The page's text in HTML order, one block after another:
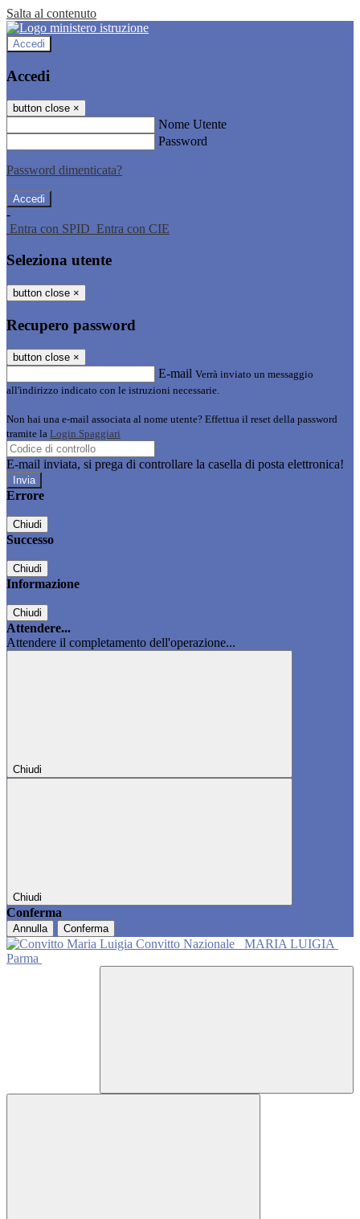
Salta al contenuto
Accedi
Accedi
button close ×
Nome Utente
Password
Password dimenticata?
-
Entra con SPID Entra con CIE
Seleziona utente
button close ×
Recupero password
button close ×
E-mail Verrà inviato un messaggio
all'indirizzo indicato con le istruzioni necessarie.
Non hai una e-mail associata al nome utente? Effettua il reset della password
tramite la Login Spaggiari
E-mail inviata, si prega di controllare la casella di posta elettronica!
Errore
Chiudi
Successo
Chiudi
Informazione
Chiudi
Attendere...
Attendere il completamento dell'operazione...
Chiudi
Chiudi
Conferma
Annulla Conferma
Convitto Nazionale
MARIA LUIGIA
Parma